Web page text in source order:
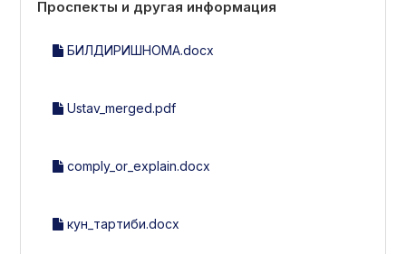
Проспекты и другая информация
БИЛДИРИШНОМА.docx
Ustav_merged.pdf
comply_or_explain.docx
кун_тартиби.docx